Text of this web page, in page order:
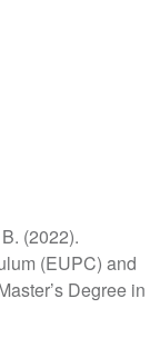
(2022).
(EUPC) and
Degree in